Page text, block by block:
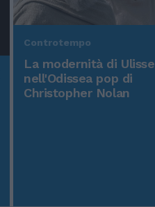
Controtempo
La modernità di Ulisse
nell'Odissea pop di
Christopher Nolan